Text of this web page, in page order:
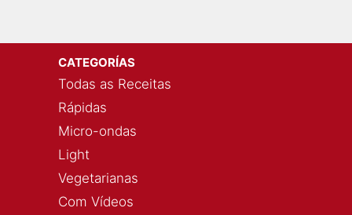
CATEGORÍAS
Todas as Receitas
Rápidas
Micro-ondas
Light
Vegetarianas
Com Vídeos